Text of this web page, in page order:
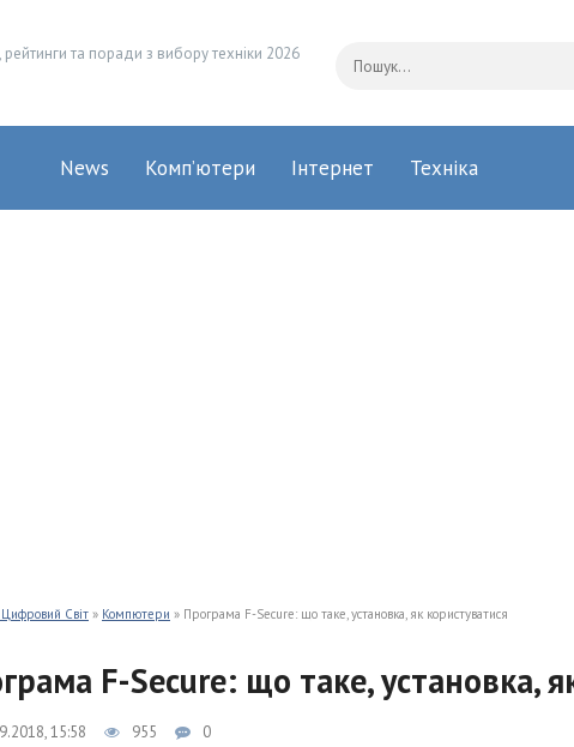
та поради з вибору техніки 2026
News Комп’ютери Інтернет Техніка
Світ » Компютери » Програма F-Secure: що таке, установка, як користуватися
F-Secure: що таке, установка,
15:58 955 0